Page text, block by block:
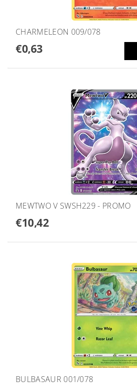
CHARMELEON 009/078
€0,63
MEWTWO V SWSH229 - PROMO
€10,42
BULBASAUR 001/078